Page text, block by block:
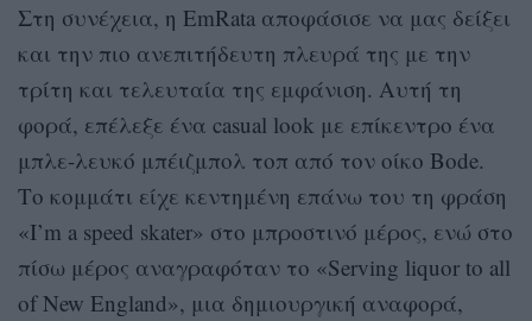
Στη συνέχεια, η EmRata αποφάσισε να μας δείξει
και την πιο ανεπιτήδευτη πλευρά της με την
τρίτη και τελευταία της εμφάνιση. Αυτή τη
φορά, επέλεξε ένα casual look με επίκεντρο ένα
μπλε-λευκό μπέιζμπολ τοπ από τον οίκο Bode.
Το κομμάτι είχε κεντημένη επάνω του τη φράση
«I’m a speed skater» στο μπροστινό μέρος, ενώ στο
πίσω μέρος αναγραφόταν το «Serving liquor to all
of New England», μια δημιουργική αναφορά,